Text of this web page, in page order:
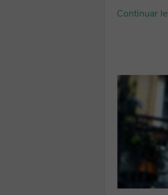
Continuar